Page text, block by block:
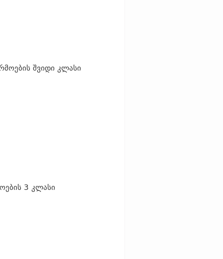
შვიდი კლასი
3 კლასი